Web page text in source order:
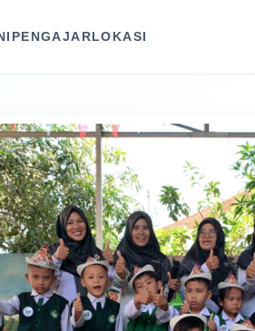
PENGAJARLOKASI